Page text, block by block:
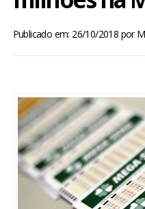
BRASIL
ESPORTES
ENTRETENIMENTO
Publicado em: 26/10/2018 por